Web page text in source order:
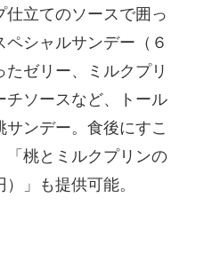
立てのソースで囲っ
シャルサンデー（６
ゼリー、ミルクプリ
チソースなど、トール
ンデー。食後にすこ
「桃とミルクプリンの
」も提供可能。